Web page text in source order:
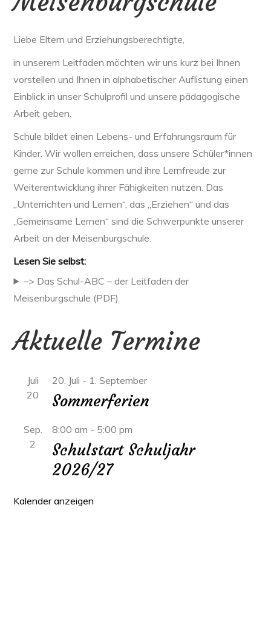
Liebe Eltern und Erziehungsberechtigte,
in unserem Leitfaden möchten wir uns kurz bei Ihnen
vorstellen und Ihnen in alphabetischer Auflistung einen
Einblick in unser Schulprofil und unsere pädagogische
Arbeit geben.
Schule bildet einen Lebens- und Erfahrungsraum für
Kinder. Wir wollen erreichen, dass unsere Schüler*innen
gerne zur Schule kommen und ihre Lernfreude zur
Weiterentwicklung ihrer Fähigkeiten nutzen. Das
„Unterrichten und Lernen“, das „Erziehen“ und das
„Gemeinsame Lernen“ sind die Schwerpunkte unserer
Arbeit an der Meisenburgschule.
Lesen Sie selbst:
–> Das Schul-ABC – der Leitfaden der
Meisenburgschule (PDF)
Aktuelle Termine
Juli
20
20. Juli - 1. September
Sommerferien
Sep.
2
8:00 am - 5:00 pm
Schulstart Schuljahr
2026/27
Kalender anzeigen